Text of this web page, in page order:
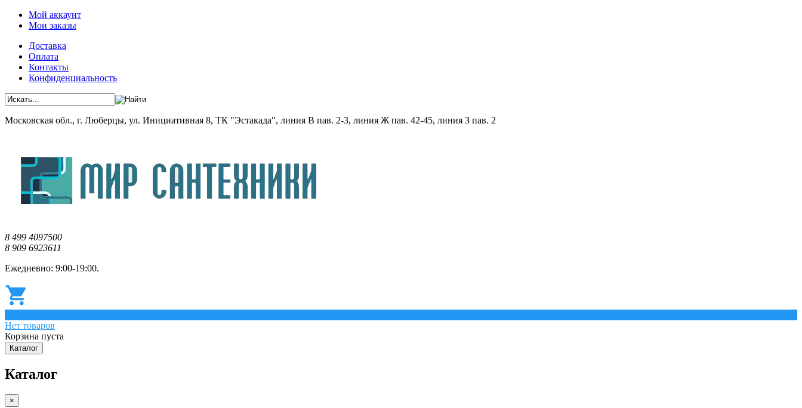
Мой аккаунт
Мои заказы
Доставка
Оплата
Контакты
Конфиденциальность
Московская обл., г. Люберцы, ул. Инициативная 8, ТК "Эстакада", линия В пав. 2-3, линия Ж пав. 42-45, линия З пав. 2
8 499 4097500
8 909 6923611
Ежедневно: 9:00-19:00.
Нет товаров
Корзина пуста
Каталог
Каталог
×